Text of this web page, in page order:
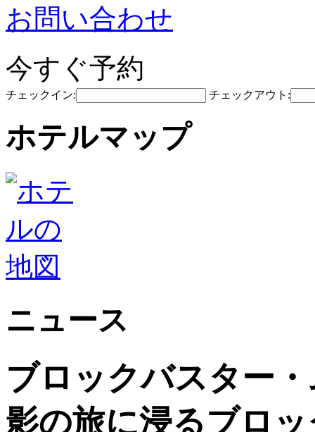
お問い合わせ
今すぐ予約
チェックイン: チェックアウト:
ホテルマップ
ニュース
ブロックバスター
影の旅に浸るブロ